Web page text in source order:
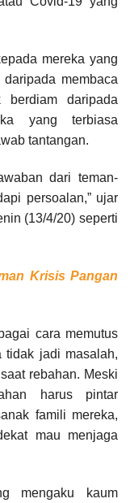
mereka yang
membaca
daripada
yang terbiasa
tantangan.
dari teman-
persoalan,” ujar
(13/4/20) seperti
Krisis Pangan
cara memutus
tidak jadi masalah,
rebahan. Meski
harus pintar
famili mereka,
mau menjaga
mengaku kaum